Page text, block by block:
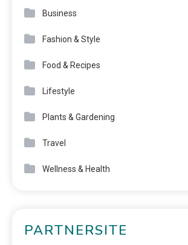
Business
Fashion & Style
Food & Recipes
Lifestyle
Plants & Gardening
Travel
Wellness & Health
PARTNERSITE